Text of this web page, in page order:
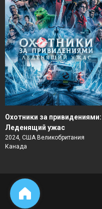
Охотники за привидениями:
Леденящий ужас
2024, США Великобритания
Канада